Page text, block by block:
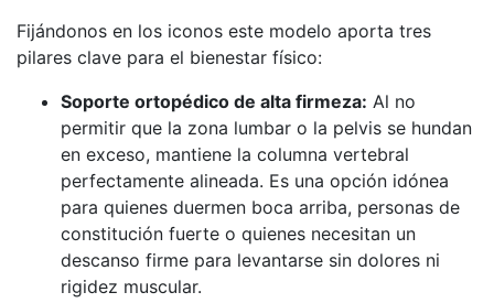
Fijándonos en los iconos este modelo aporta tres
pilares clave para el bienestar físico:
Soporte ortopédico de alta firmeza: Al no
permitir que la zona lumbar o la pelvis se hundan
en exceso, mantiene la columna vertebral
perfectamente alineada. Es una opción idónea
para quienes duermen boca arriba, personas de
constitución fuerte o quienes necesitan un
descanso firme para levantarse sin dolores ni
rigidez muscular.